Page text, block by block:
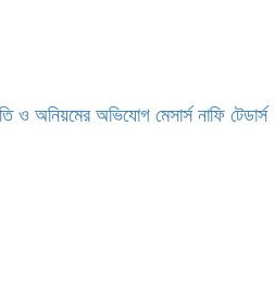
ও অনিয়মের অভিযোগ মেসার্স নাফি টেডার্স